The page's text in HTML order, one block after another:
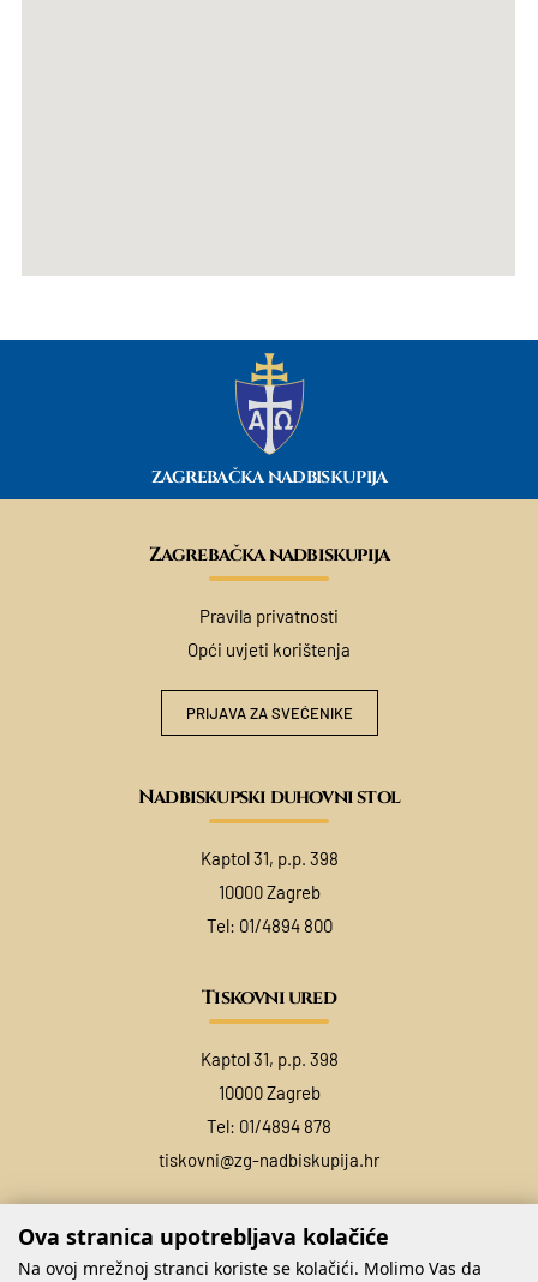
ZAGREBAČKA NADBISKUPIJA
Zagrebačka nadbiskupija
Pravila privatnosti
Opći uvjeti korištenja
PRIJAVA ZA SVEĆENIKE
Nadbiskupski duhovni stol
Kaptol 31, p.p. 398
10000 Zagreb
Tel: 01/4894 800
Tiskovni ured
Kaptol 31, p.p. 398
10000 Zagreb
Tel: 01/4894 878
tiskovni@zg-nadbiskupija.hr
Ova stranica upotrebljava kolačiće
Na ovoj mrežnoj stranci koriste se kolačići. Molimo Vas da